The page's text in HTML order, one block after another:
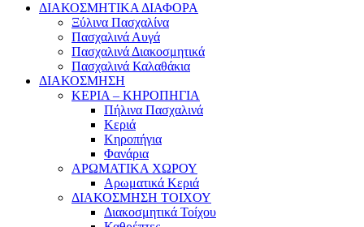
ΔΙΑΚΟΣΜΗΤΙΚΑ ΔΙΑΦΟΡΑ
Ξύλινα Πασχαλίνα
Πασχαλινά Αυγά
Πασχαλινά Διακοσμητικά
Πασχαλινά Καλαθάκια
ΔΙΑΚΟΣΜΗΣΗ
ΚΕΡΙΑ – ΚΗΡΟΠΗΓΙΑ
Πήλινα Πασχαλινά
Κεριά
Κηροπήγια
Φανάρια
ΑΡΩΜΑΤΙΚΑ ΧΩΡΟΥ
Αρωματικά Κεριά
ΔΙΑΚΟΣΜΗΣΗ ΤΟΙΧΟΥ
Διακοσμητικά Τοίχου